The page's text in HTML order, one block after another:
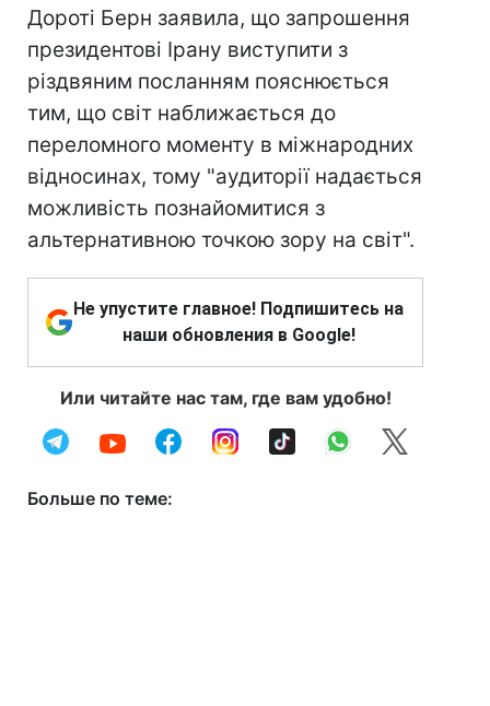
Дороті Берн заявила, що запрошення
президентові Ірану виступити з
різдвяним посланням пояснюється
тим, що світ наближається до
переломного моменту в міжнародних
відносинах, тому "аудиторії надається
можливість познайомитися з
альтернативною точкою зору на світ".
Не упустите главное! Подпишитесь на
наши обновления в Google!
Или читайте нас там, где вам удобно!
Больше по теме: